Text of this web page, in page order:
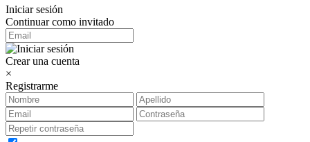
Iniciar sesión
Continuar como invitado
Crear una cuenta
×
Registrarme